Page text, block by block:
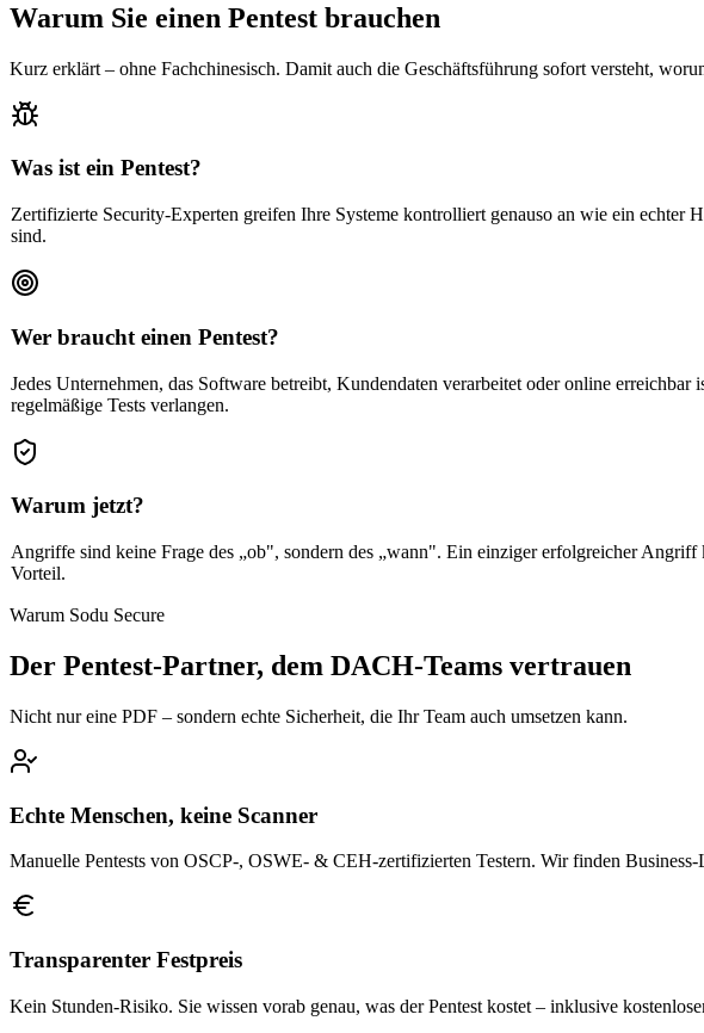
Warum Sie einen Pentest brauchen
Kurz erklärt – ohne Fachchinesisch. Damit auch die Geschäftsführung sofort versteht,
Was ist ein Pentest?
Zertifizierte Security-Experten greifen Ihre Systeme kontrolliert genauso an wie ein echter
sind.
Wer braucht einen Pentest?
Jedes Unternehmen, das Software betreibt, Kundendaten verarbeitet oder online
regelmäßige Tests verlangen.
Warum jetzt?
Angriffe sind keine Frage des „ob", sondern des „wann". Ein einziger erfolgreicher
Vorteil.
Warum Sodu Secure
Der Pentest-Partner, dem DACH-Teams vertrauen
Nicht nur eine PDF – sondern echte Sicherheit, die Ihr Team auch umsetzen kann.
Echte Menschen, keine Scanner
Manuelle Pentests von OSCP-, OSWE- & CEH-zertifizierten Testern. Wir finden
Transparenter Festpreis
Kein Stunden-Risiko. Sie wissen vorab genau, was der Pentest kostet – inklusive